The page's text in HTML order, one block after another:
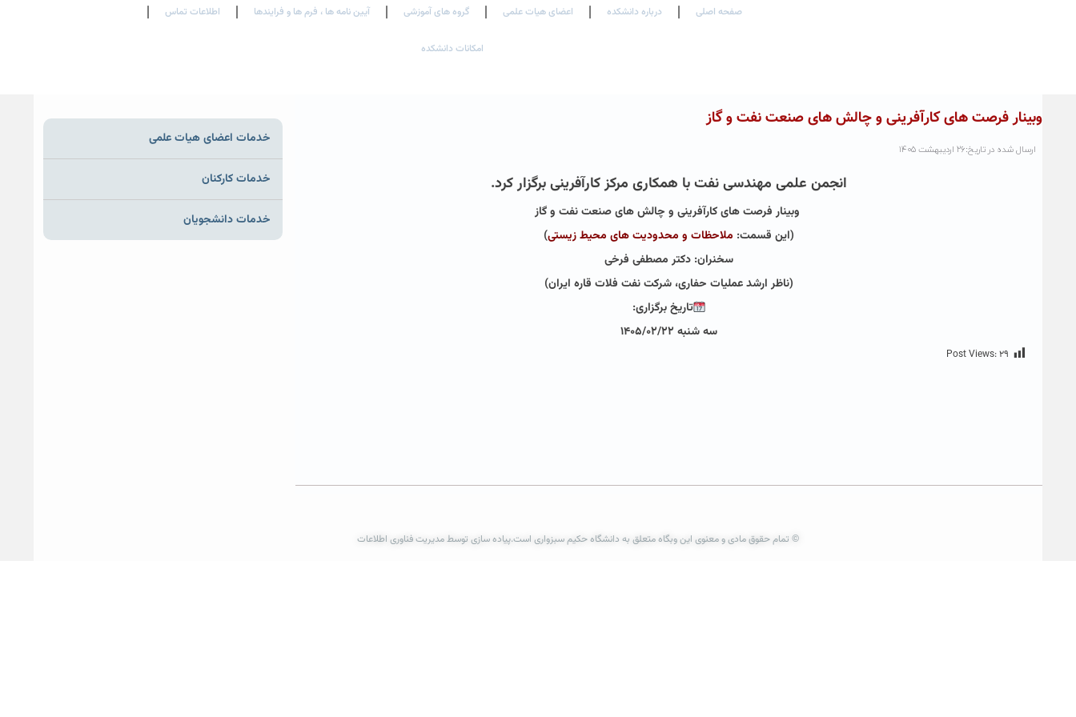
صفحه اصلی درباره دانشکده اعضای هیات علمی گروه های آموزشی آیین نامه ها ، فرم ها و فرایندها اطلاعات تماس
امکانات دانشکده
وبینار فرصت های کارآفرینی و چالش های صنعت نفت و گاز
ارسال شده در تاریخ:۲۶ اردیبهشت ۱۴۰۵
انجمن علمی مهندسی نفت با همکاری مرکز کارآفرینی برگزار کرد.
وبینار فرصت های کارآفرینی و چالش های صنعت نفت و گاز
(این قسمت: ملاحظات و محدودیت های محیط زیستی)
سخنران: دکتر مصطفی فرخی
(ناظر ارشد عملیات حفاری، شرکت نفت فلات قاره ایران)
تاریخ برگزاری:
سه شنبه ۱۴۰۵/۰۲/۲۲
Post Views:۲۹
خدمات اعضای هیات علمی
خدمات کارکنان
خدمات دانشجویان
© تمام حقوق مادی و معنوی این وبگاه متعلق به دانشگاه حکیم سبزواری است.پیاده سازی توسط مدیریت فناوری اطلاعات